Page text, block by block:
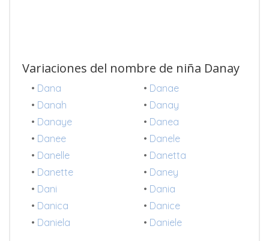
Variaciones del nombre de niña Danay
• Dana • Danae
• Danah • Danay
• Danaye • Danea
• Danee • Danele
• Danelle • Danetta
• Danette • Daney
• Dani • Dania
• Danica • Danice
• Daniela • Daniele